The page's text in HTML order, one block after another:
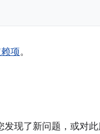
项。
现了新问题，或对